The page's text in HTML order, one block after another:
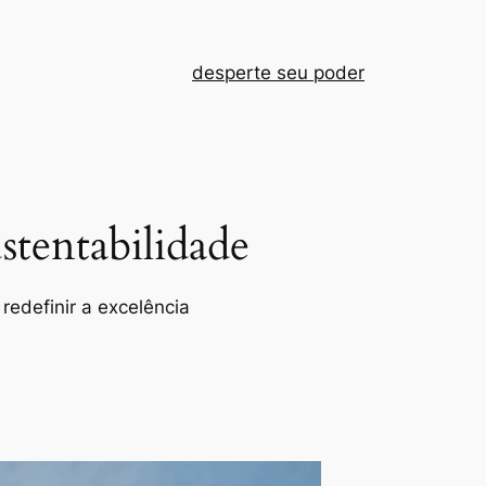
desperte seu poder
a excelência